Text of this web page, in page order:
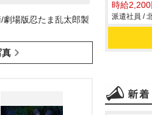
劇場版忍たま乱太郎製
真
時給2,200
派遣社員 /